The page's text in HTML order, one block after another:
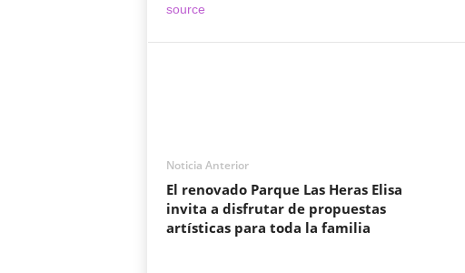
source
Noticia Anterior
El renovado Parque Las Heras Elisa
invita a disfrutar de propuestas
artísticas para toda la familia